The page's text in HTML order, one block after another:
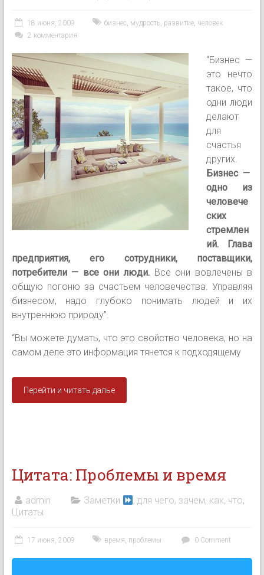
18 июня, 2009 бизнес, мудрость, развитие, человек
2 комментария
“Бизнес —
это нечто
такое, что
одни люди
делают
для
счастья
других.
Бизнес —
одно из
человече
ских
стремлен
ий. Глава
предприятия, его сотрудники, поставщики,
потребители — все они люди. Все они вовлечены в
общую погоню за счастьем человечества. Управляя
бизнесом, надо глубоко понимать людей и их
внутреннюю природу”.
“Вы можете думать, что это свойство человека, но на
самом деле это информация тянется к подходящему
Перейти и читать далье
Цитата: Проблемы и время
admin Заметки , для чего, зачем, как, что,
Цитаты
17 июня, 2009 время, проблемы 0 Comment